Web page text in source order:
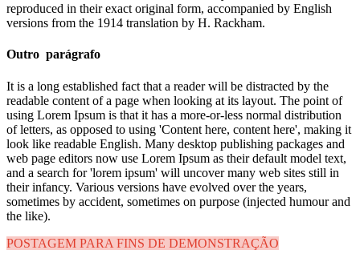
reproduced in their exact original form, accompanied by English
versions from the 1914 translation by H. Rackham.
Outro parágrafo
It is a long established fact that a reader will be distracted by the
readable content of a page when looking at its layout. The point of
using Lorem Ipsum is that it has a more-or-less normal distribution
of letters, as opposed to using 'Content here, content here', making it
look like readable English. Many desktop publishing packages and
web page editors now use Lorem Ipsum as their default model text,
and a search for 'lorem ipsum' will uncover many web sites still in
their infancy. Various versions have evolved over the years,
sometimes by accident, sometimes on purpose (injected humour and
the like).
POSTAGEM PARA FINS DE DEMONSTRAÇÃO